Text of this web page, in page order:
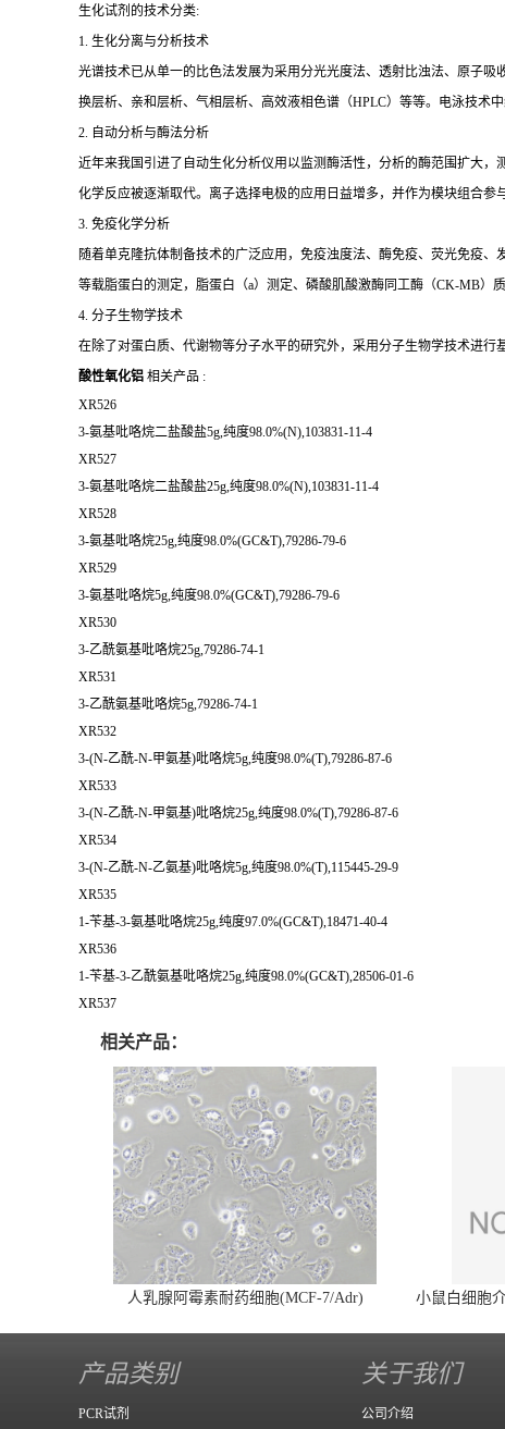
生化试剂的技术分类:
1. 生化分离与分析技术
光谱技术已从单一的比色法发展为采用分光光度法、透射比浊法、原子
换层析、亲和层析、气相层析、高效液相色谱（HPLC）等等。电泳技术
2. 自动分析与酶法分析
近年来我国引进了自动生化分析仪用以监测酶活性，分析的酶范围扩大
化学反应被逐渐取代。离子选择电极的应用日益增多，并作为模块组合参
3. 免疫化学分析
随着单克隆抗体制备技术的广泛应用，免疫浊度法、酶免疫、荧光免疫
等载脂蛋白的测定，脂蛋白（a）测定、磷酸肌酸激酶同工酶（CK-MB）质
4. 分子生物学技术
在除了对蛋白质、代谢物等分子水平的研究外，采用分子生物学技术进行
酸性氧化铝 相关产品 :
XR526
3-氨基吡咯烷二盐酸盐5g,纯度98.0%(N),103831-11-4
XR527
3-氨基吡咯烷二盐酸盐25g,纯度98.0%(N),103831-11-4
XR528
3-氨基吡咯烷25g,纯度98.0%(GC&T),79286-79-6
XR529
3-氨基吡咯烷5g,纯度98.0%(GC&T),79286-79-6
XR530
3-乙酰氨基吡咯烷25g,79286-74-1
XR531
3-乙酰氨基吡咯烷5g,79286-74-1
XR532
3-(N-乙酰-N-甲氨基)吡咯烷5g,纯度98.0%(T),79286-87-6
XR533
3-(N-乙酰-N-甲氨基)吡咯烷25g,纯度98.0%(T),79286-87-6
XR534
3-(N-乙酰-N-乙氨基)吡咯烷5g,纯度98.0%(T),115445-29-9
XR535
1-苄基-3-氨基吡咯烷25g,纯度97.0%(GC&T),18471-40-4
XR536
1-苄基-3-乙酰氨基吡咯烷25g,纯度98.0%(GC&T),28506-01-6
XR537
相关产品：
人乳腺阿霉素耐药细胞(MCF-7/Adr) 小鼠白细胞
产品类别
PCR试剂
关于我们
公司介绍